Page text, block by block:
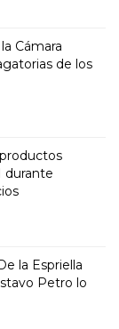
Cámara
de los
durante
la Espriella
Petro lo